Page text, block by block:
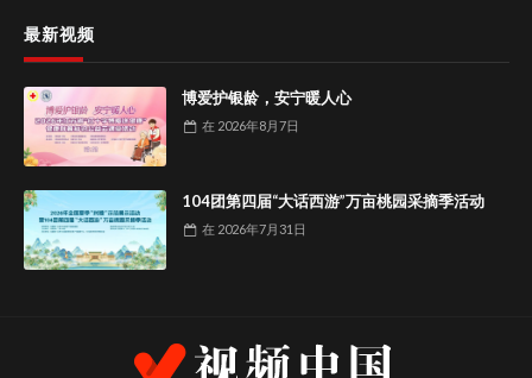
最新视频
博爱护银龄，安宁暖人心
在 2026年8月7日
104团第四届“大话西游”万亩桃园采摘季活动
在 2026年7月31日